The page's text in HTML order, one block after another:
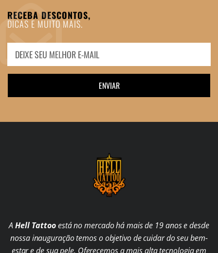
RECEBA DESCONTOS,
DICAS E MUITO MAIS.
ENVIAR
AHell Tattooestá no mercado há mais de 19 anos e desde
nossa inauguração temos o objetivo de cuidar do seu bem-
estar e de sua pele. Oferecemos a mais alta tecnologia em